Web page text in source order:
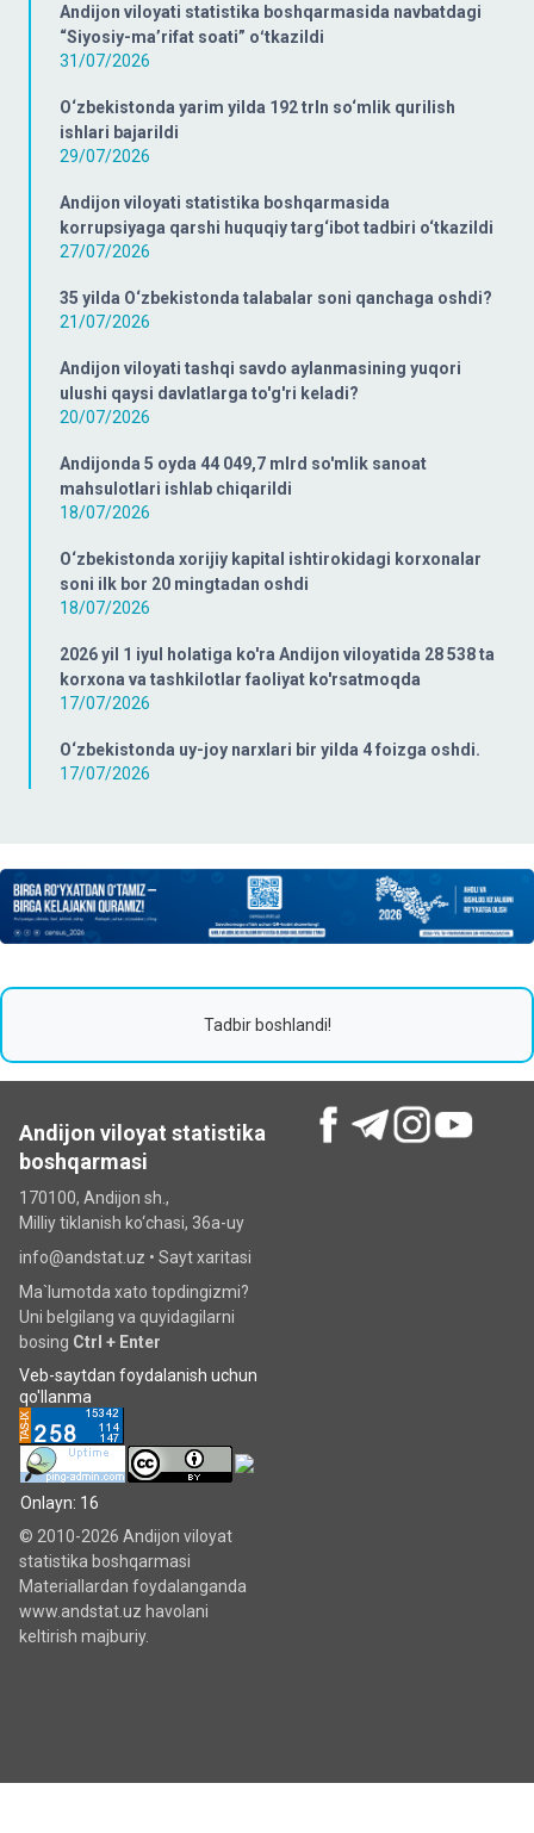
Andijon viloyati statistika boshqarmasida navbatdagi
“Siyosiy-ma’rifat soati” oʻtkazildi
31/07/2026
O‘zbekistonda yarim yilda 192 trln so‘mlik qurilish
ishlari bajarildi
29/07/2026
Andijon viloyati statistika boshqarmasida
korrupsiyaga qarshi huquqiy targ‘ibot tadbiri o‘tkazildi
27/07/2026
35 yilda O‘zbekistonda talabalar soni qanchaga oshdi?
21/07/2026
Andijon viloyati tashqi savdo aylanmasining yuqori
ulushi qaysi davlatlarga to'g'ri keladi?
20/07/2026
Andijonda 5 oyda 44 049,7 mlrd so'mlik sanoat
mahsulotlari ishlab chiqarildi
18/07/2026
O‘zbekistonda xorijiy kapital ishtirokidagi korxonalar
soni ilk bor 20 mingtadan oshdi
18/07/2026
2026 yil 1 iyul holatiga ko'ra Andijon viloyatida 28 538 ta
korxona va tashkilotlar faoliyat ko'rsatmoqda
17/07/2026
O‘zbekistonda uy-joy narxlari bir yilda 4 foizga oshdi.
17/07/2026
Tadbir boshlandi!
Andijon viloyat statistika
boshqarmasi
170100, Andijon sh.,
Milliy tiklanish ko‘chаsi, 36a-uy
info@andstat.uz • Sayt xaritasi
Ma`lumotda xato topdingizmi?
Uni belgilang va quyidagilarni
bosing Ctrl + Enter
Veb-saytdan foydalanish uchun
qo'llanma
Onlayn: 16
© 2010-2026 Andijon viloyat
statistika boshqarmasi
Materiallardan foydalanganda
www.andstat.uz havolani
keltirish majburiy.